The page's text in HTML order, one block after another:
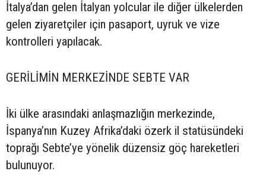
İtalya’dan gelen İtalyan yolcular ile diğer ülkelerden
gelen ziyaretçiler için pasaport, uyruk ve vize
kontrolleri yapılacak.
GERİLİMİN MERKEZİNDE SEBTE VAR
İki ülke arasındaki anlaşmazlığın merkezinde,
İspanya’nın Kuzey Afrika’daki özerk il statüsündeki
toprağı Sebte’ye yönelik düzensiz göç hareketleri
bulunuyor.